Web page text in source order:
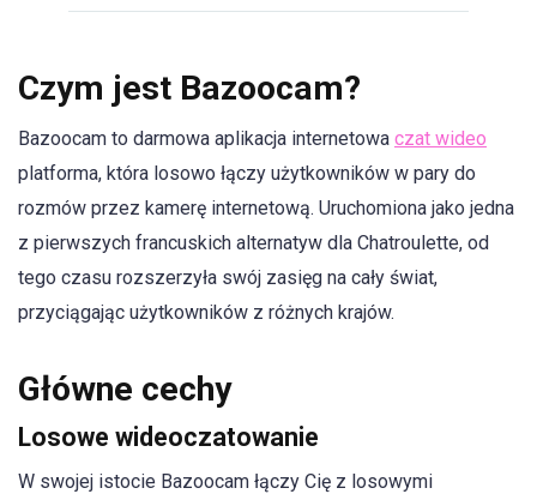
Czym jest Bazoocam?
Bazoocam to darmowa aplikacja internetowa czat wideo
platforma, która losowo łączy użytkowników w pary do
rozmów przez kamerę internetową. Uruchomiona jako jedna
z pierwszych francuskich alternatyw dla Chatroulette, od
tego czasu rozszerzyła swój zasięg na cały świat,
przyciągając użytkowników z różnych krajów.
Główne cechy
Losowe wideoczatowanie
W swojej istocie Bazoocam łączy Cię z losowymi